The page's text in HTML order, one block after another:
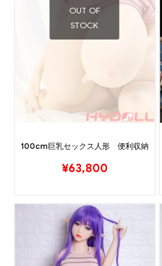
OUT OF
STOCK
100cm巨乳セックス人形 便利収納
¥63,800